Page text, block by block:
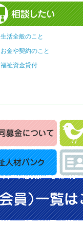
生活全般のこと
お金や契約のこと
福祉資金貸付